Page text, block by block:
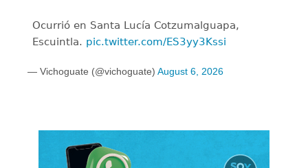
Ocurrió en Santa Lucía Cotzumalguapa,
Escuintla. pic.twitter.com/ES3yy3Kssi
— Vichoguate (@vichoguate) August 6, 2026